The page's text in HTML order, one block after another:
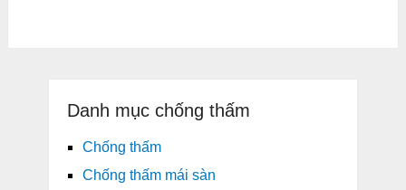
Danh mục chống thấm
Chống thấm
Chống thấm mái sàn